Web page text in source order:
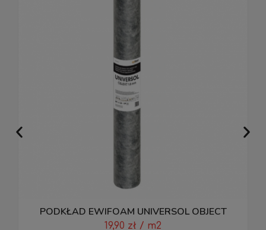
PODKŁAD EWIFOAM UNIVERSOL OBJECT
19,90 zł / m2